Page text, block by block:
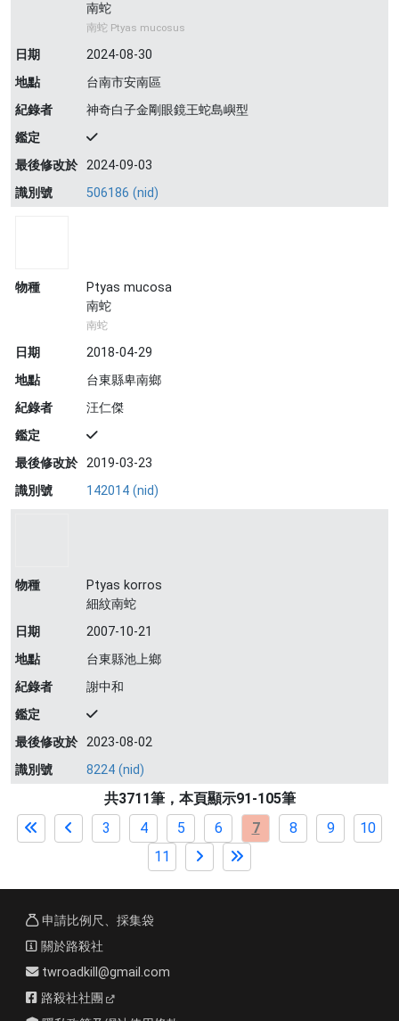
南蛇
南蛇 Ptyas mucosus
日期
2024-08-30
地點
台南市安南區
紀錄者
神奇白子金剛眼鏡王蛇島嶼型
鑑定
最後修改於 2024-09-03
識別號
506186 (nid)
物種
Ptyas mucosa
南蛇
南蛇
日期
2018-04-29
地點
台東縣卑南鄉
紀錄者
汪仁傑
鑑定
最後修改於 2019-03-23
識別號
142014 (nid)
物種
Ptyas korros
細紋南蛇
日期
2007-10-21
地點
台東縣池上鄉
紀錄者
謝中和
鑑定
最後修改於 2023-08-02
識別號
8224 (nid)
共3711筆，本頁顯示91-105筆
3
4 5 6 7 8 9
10
11
申請比例尺、採集袋
關於路殺社
twroadkill@gmail.com
路殺社社團